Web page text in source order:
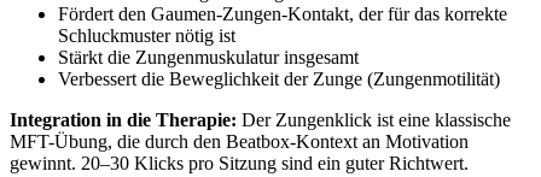
Fördert den Gaumen-Zungen-Kontakt, der für das korrekte
Schluckmuster nötig ist
Stärkt die Zungenmuskulatur insgesamt
Verbessert die Beweglichkeit der Zunge (Zungenmotilität)
Integration in die Therapie: Der Zungenklick ist eine klassische
MFT-Übung, die durch den Beatbox-Kontext an Motivation
gewinnt. 20–30 Klicks pro Sitzung sind ein guter Richtwert.